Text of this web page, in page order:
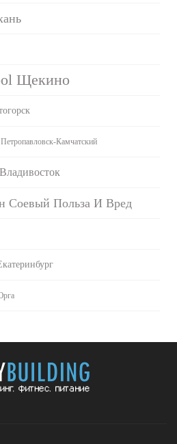
Щекино
Камчатский
Соевый Польза И Вред